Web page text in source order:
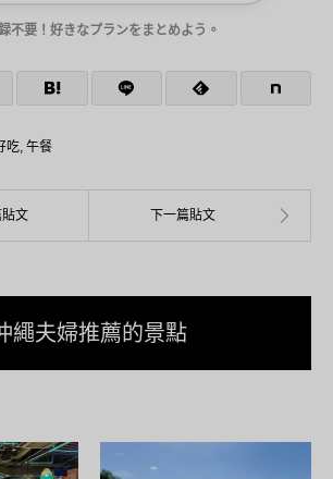
不要！好きなプランをまとめよう。
吃, 午餐
繩夫婦推薦的景點